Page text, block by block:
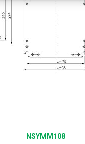
NSYMM108